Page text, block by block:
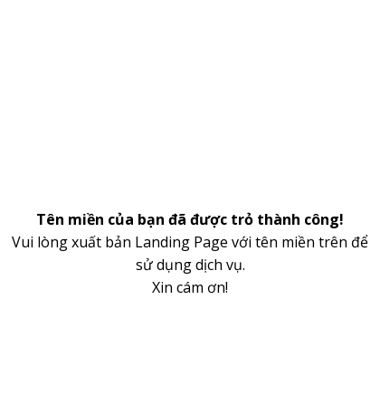
Tên miền của bạn đã được trỏ thành công!
Vui lòng xuất bản Landing Page với tên miền trên để
sử dụng dịch vụ.
Xin cám ơn!